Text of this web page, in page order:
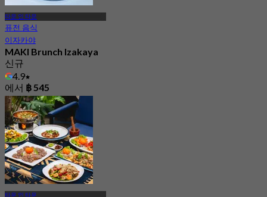
타운 인 타운
퓨전 음식
이자카야
MAKI Brunch Izakaya
신규
4.9
에서 ฿ 545
타운 인 타운